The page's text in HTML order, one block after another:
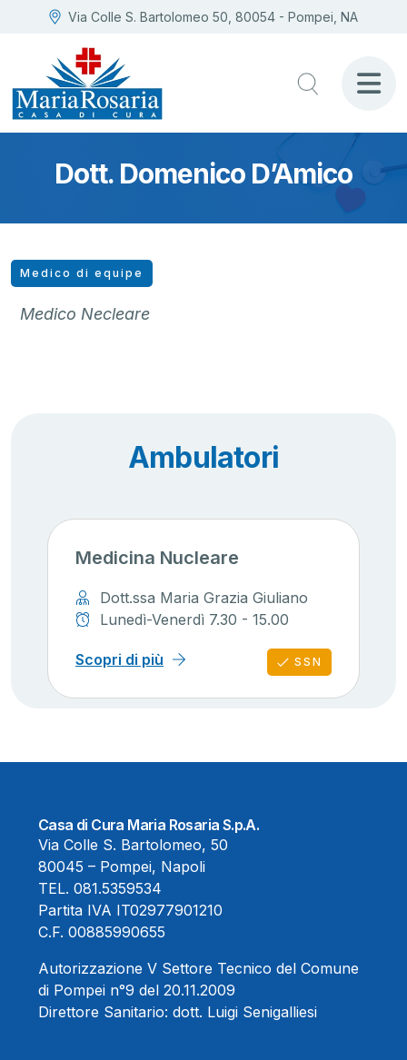
Via Colle S. Bartolomeo 50, 80054 - Pompei, NA
Dott. Domenico D’Amico
Medico di equipe
Medico Necleare
Ambulatori
Medicina Nucleare
Dott.ssa Maria Grazia Giuliano
Lunedì-Venerdì 7.30 - 15.00
Scopri di più SSN
Casa di Cura Maria Rosaria S.p.A.
Via Colle S. Bartolomeo, 50
80045 – Pompei, Napoli
TEL. 081.5359534
Partita IVA IT02977901210
C.F. 00885990655
Autorizzazione V Settore Tecnico del Comune
di Pompei n°9 del 20.11.2009
Direttore Sanitario: dott. Luigi Senigalliesi